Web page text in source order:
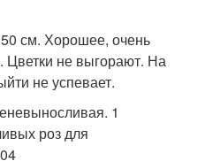
см. Хорошее, очень
Цветки не выгорают. На
не успевает.